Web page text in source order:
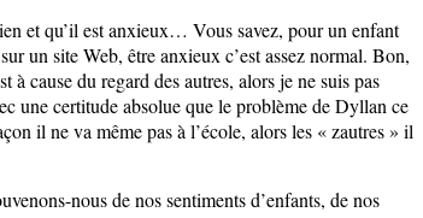
et qu’il est anxieux… Vous savez, pour un enfant
un site Web, être anxieux c’est assez normal. Bon,
à cause du regard des autres, alors je ne suis pas
une certitude absolue que le problème de Dyllan ce
il ne va même pas à l’école, alors les « zautres » il
nous de nos sentiments d’enfants, de nos